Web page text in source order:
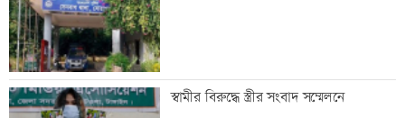
স্বামীর বিরুদ্ধে স্ত্রীর সংবাদ সম্মেলনে